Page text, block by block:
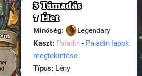
3 Támadás
7 Élet
Minőség:
Legendary
Kaszt: Paladin - Paladin lapok
megtekintése
Típus: Lény